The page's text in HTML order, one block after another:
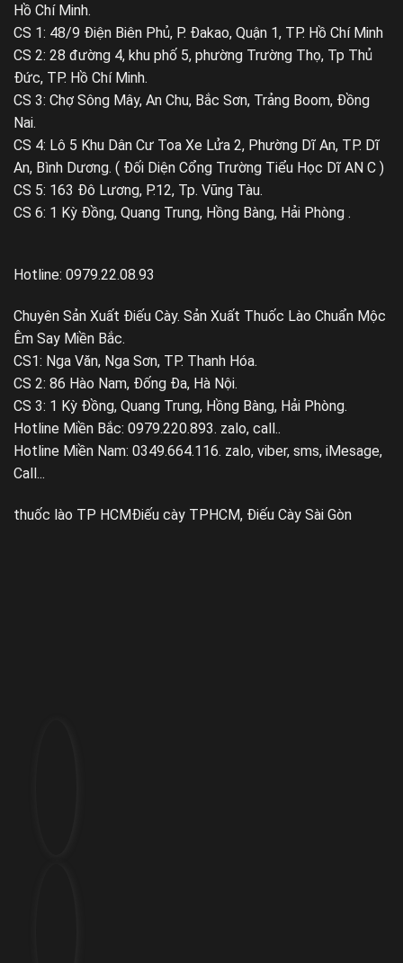
Hồ Chí Minh.
CS 1: 48/9 Điện Biên Phủ, P. Đakao, Quận 1, TP. Hồ Chí Minh
CS 2: 28 đường 4, khu phố 5, phường Trường Thọ, Tp Thủ
Đức, TP. Hồ Chí Minh.
CS 3: Chợ Sông Mây, An Chu, Bắc Sơn, Trảng Boom, Đồng
Nai.
CS 4: Lô 5 Khu Dân Cư Toa Xe Lửa 2, Phường Dĩ An, TP. Dĩ
An, Bình Dương. ( Đối Diện Cổng Trường Tiểu Học Dĩ AN C )
CS 5: 163 Đô Lương, P.12, Tp. Vũng Tàu.
CS 6: 1 Kỳ Đồng, Quang Trung, Hồng Bàng, Hải Phòng .
Hotline: 0979.22.08.93
Chuyên Sản Xuất Điếu Cày. Sản Xuất Thuốc Lào Chuẩn Mộc
Êm Say Miền Bắc.
CS1: Nga Văn, Nga Sơn, TP. Thanh Hóa.
CS 2: 86 Hào Nam, Đống Đa, Hà Nội.
CS 3: 1 Kỳ Đồng, Quang Trung, Hồng Bàng, Hải Phòng.
Hotline Miền Bắc: 0979.220.893. zalo, call..
Hotline Miền Nam: 0349.664.116. zalo, viber, sms, iMesage,
Call...
thuốc lào TP HCMĐiếu cày TPHCM, Điếu Cày Sài Gòn